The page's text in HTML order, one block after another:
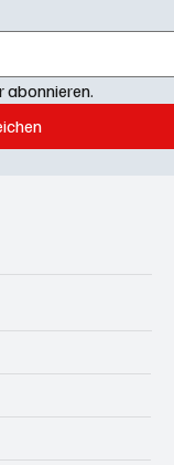
abonnieren.